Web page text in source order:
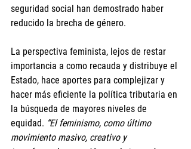
seguridad social han demostrado haber
reducido la brecha de género.
La perspectiva feminista, lejos de restar
importancia a como recauda y distribuye el
Estado, hace aportes para complejizar y
hacer más eficiente la política tributaria en
la búsqueda de mayores niveles de
equidad. “El feminismo, como último
movimiento masivo, creativo y